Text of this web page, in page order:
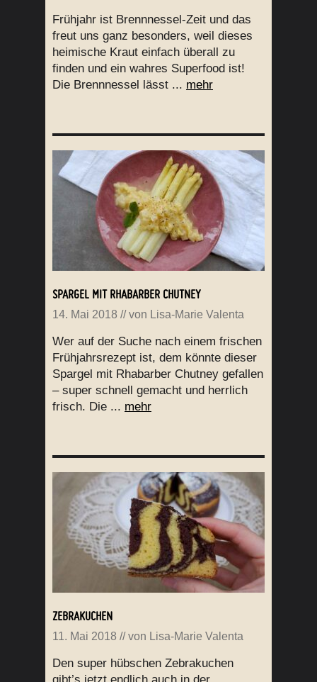
Frühjahr ist Brennnessel-Zeit und das
freut uns ganz besonders, weil dieses
heimische Kraut einfach überall zu
finden und ein wahres Superfood ist!
Die Brennnessel lässt ... mehr
SPARGEL MIT RHABARBER CHUTNEY
14. Mai 2018 // von Lisa-Marie Valenta
Wer auf der Suche nach einem frischen
Frühjahrsrezept ist, dem könnte dieser
Spargel mit Rhabarber Chutney gefallen
– super schnell gemacht und herrlich
frisch. Die ... mehr
ZEBRAKUCHEN
11. Mai 2018 // von Lisa-Marie Valenta
Den super hübschen Zebrakuchen